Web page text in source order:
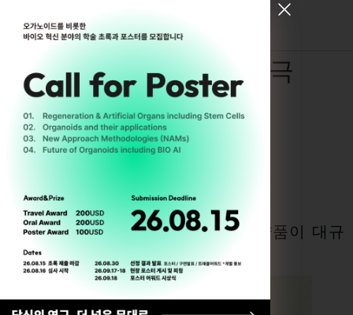
[ Register for ODC26 ]
술파닐아미드의 비극
ByHyemin Kim
5월 11, 2026
1937년, 미국에서 판매되던 한 의약품이 대규
모 중독 사망 사건을 일으켰다.